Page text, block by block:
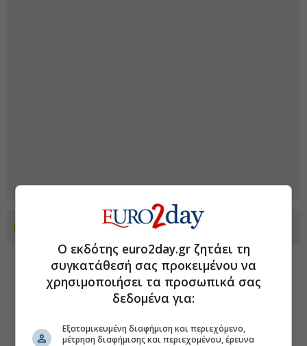
Προσθέστε το euro2day.gr στο Discover
Ο εκδότης euro2day.gr ζητάει τη
συγκατάθεσή σας προκειμένου να
χρησιμοποιήσει τα προσωπικά σας
δεδομένα για:
Εξατομικευμένη διαφήμιση και περιεχόμενο,
μέτρηση διαφήμισης και περιεχομένου, έρευνα